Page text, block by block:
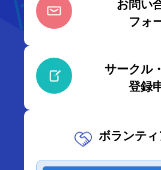
お問い
フォ
サークル
登録
ボランテ